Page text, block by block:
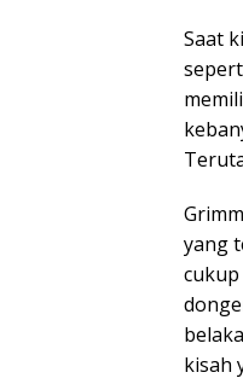
Saat
yang
kisah